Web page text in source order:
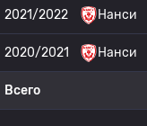
2021/2022 Нанси
2020/2021 Нанси
Всего